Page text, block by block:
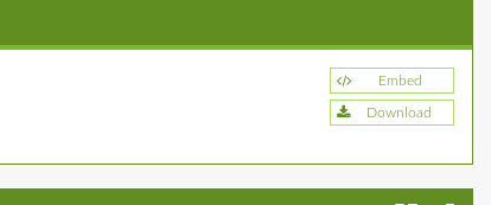
Embed
Download